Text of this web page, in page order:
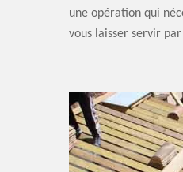
une opération qui
vous laisser servir